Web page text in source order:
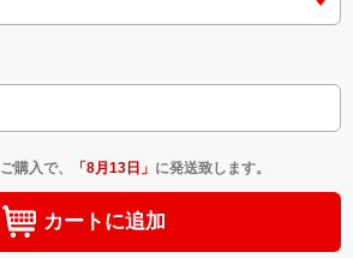
ご購入で、 「8月13日 」 に発送致します。
カートに追加